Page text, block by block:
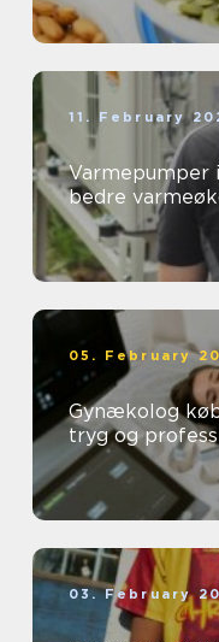
11. February
Varmepumper
bedre
05. February
Gynækolog københavn
tryg og
03. February